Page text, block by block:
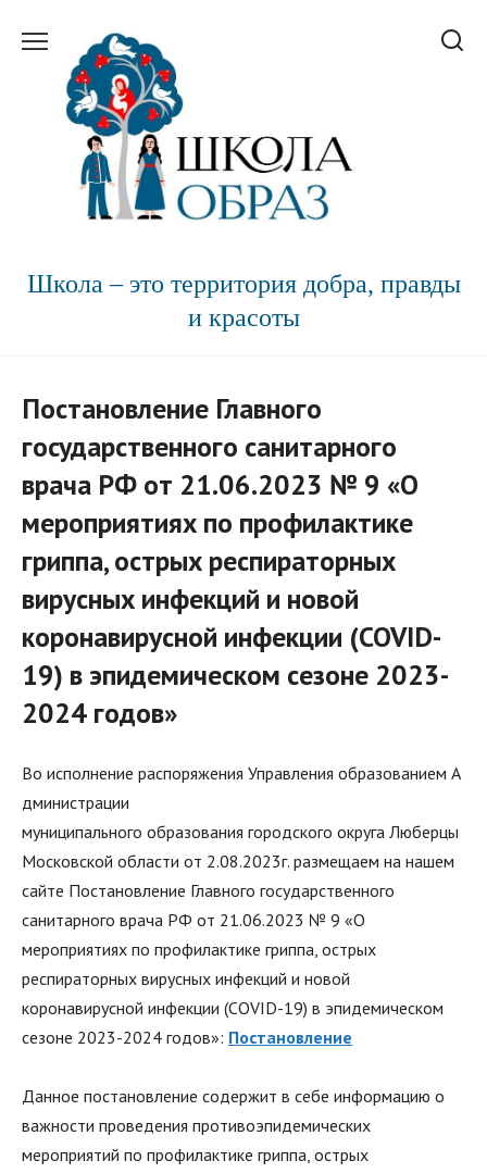
содержанию
Школа – это территория добра, правды
и красоты
Постановление Главного
государственного санитарного
врача РФ от 21.06.2023 № 9 «О
мероприятиях по профилактике
гриппа, острых респираторных
вирусных инфекций и новой
коронавирусной инфекции (COVID-
19) в эпидемическом сезоне 2023-
2024 годов»
Во исполнение распоряжения Управления образованием А
дминистрации
муниципального образования городского округа Люберцы
Московской области от 2.08.2023г. размещаем на нашем
сайте Постановление Главного государственного
санитарного врача РФ от 21.06.2023 № 9 «О
мероприятиях по профилактике гриппа, острых
респираторных вирусных инфекций и новой
коронавирусной инфекции (COVID-19) в эпидемическом
сезоне 2023-2024 годов»: Постановление
Данное постановление содержит в себе информацию о
важности проведения противоэпидемических
мероприятий по профилактике гриппа, острых